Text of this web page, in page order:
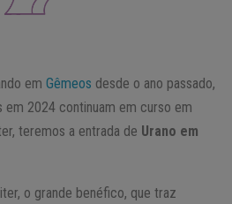
em Gêmeos desde o ano passado,
em 2024 continuam em curso em
teremos a entrada de Urano em
o grande benéfico, que traz